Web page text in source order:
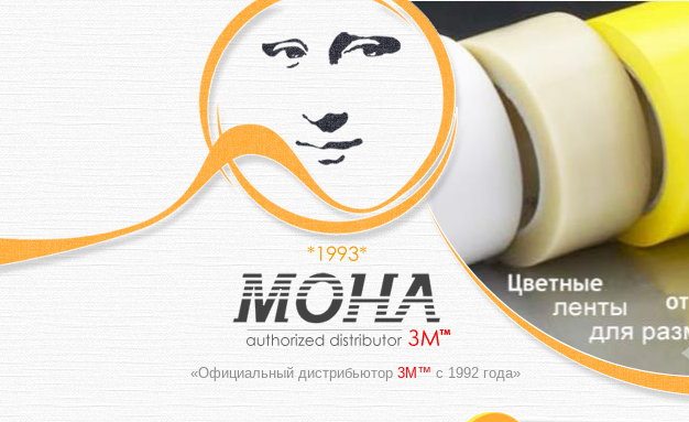
«Официальный дистрибьютор 3M™ с 1992 года»